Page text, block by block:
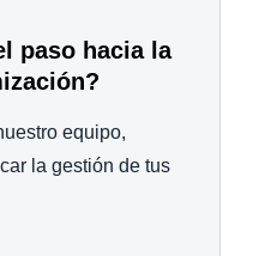
paso hacia la
equipo,
la gestión de tus